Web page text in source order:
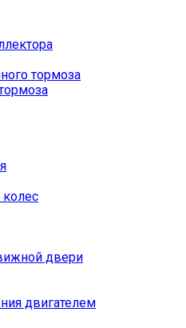
тормоза
двери
двигателем